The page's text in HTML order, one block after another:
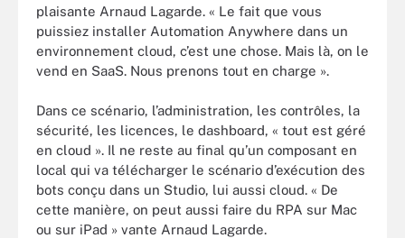
plaisante Arnaud Lagarde. « Le fait que vous
puissiez installer Automation Anywhere dans un
environnement cloud, c’est une chose. Mais là, on le
vend en SaaS. Nous prenons tout en charge ».
Dans ce scénario, l’administration, les contrôles, la
sécurité, les licences, le dashboard, « tout est géré
en cloud ». Il ne reste au final qu’un composant en
local qui va télécharger le scénario d’exécution des
bots conçu dans un Studio, lui aussi cloud. « De
cette manière, on peut aussi faire du RPA sur Mac
ou sur iPad » vante Arnaud Lagarde.